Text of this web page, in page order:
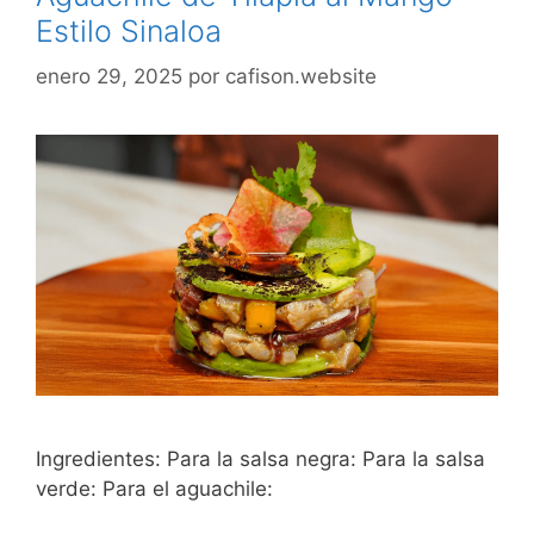
Estilo Sinaloa
enero 29, 2025 por cafison.website
Ingredientes: Para la salsa negra: Para la salsa
verde: Para el aguachile: